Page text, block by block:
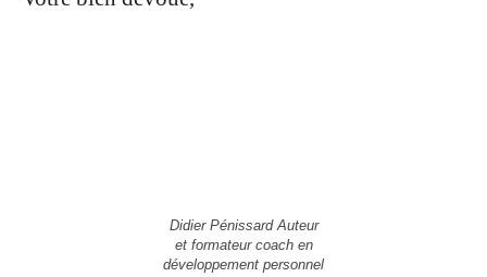
Didier Pénissard Auteur
et formateur coach en
développement personnel